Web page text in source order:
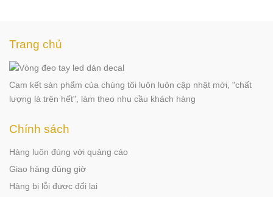
Trang chủ
Cam kết sản phẩm của chúng tôi luôn luôn cập nhật mới, "chất
lượng là trên hết", làm theo nhu cầu khách hàng
Chính sách
Hàng luôn đúng với quảng cáo
Giao hàng đúng giờ
Hàng bị lỗi được đổi lại